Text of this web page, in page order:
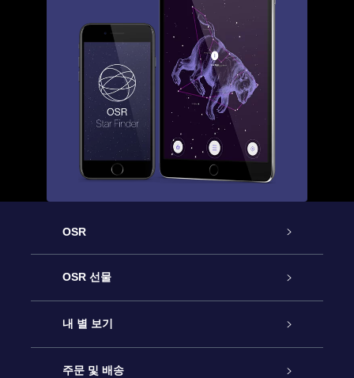
OSR
고객 서비스
연락처
블로그
OSR 선물
온라인 별 선물
OSR 선물 팩
내 별 보기
Star Register
주문 및 배송